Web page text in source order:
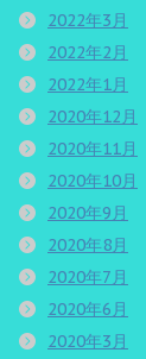
2022年3月
2022年2月
2022年1月
2020年12月
2020年11月
2020年10月
2020年9月
2020年8月
2020年7月
2020年6月
2020年3月